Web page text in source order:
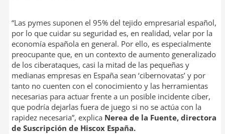
“Las pymes suponen el 95% del tejido empresarial español,
por lo que cuidar su seguridad es, en realidad, velar por la
economía española en general. Por ello, es especialmente
preocupante que, en un contexto de aumento generalizado
de los ciberataques, casi la mitad de las pequeñas y
medianas empresas en España sean ‘cibernovatas’ y por
tanto no cuenten con el conocimiento y las herramientas
necesarias para actuar frente a un posible incidente ciber,
que podría dejarlas fuera de juego si no se actúa con la
rapidez necesaria”, explica Nerea de la Fuente, directora
de Suscripción de Hiscox España.